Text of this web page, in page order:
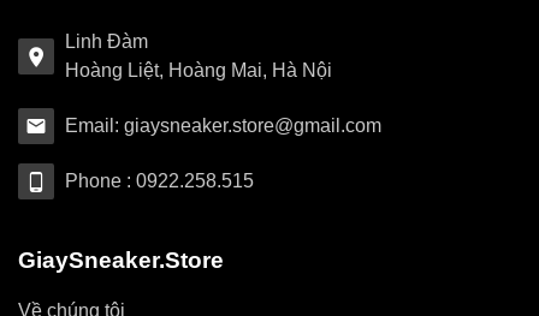
Linh Đàm
Hoàng Liệt, Hoàng Mai, Hà Nội
Email: giaysneaker.store@gmail.com
Phone : 0922.258.515
GiaySneaker.Store
Về chúng tôi